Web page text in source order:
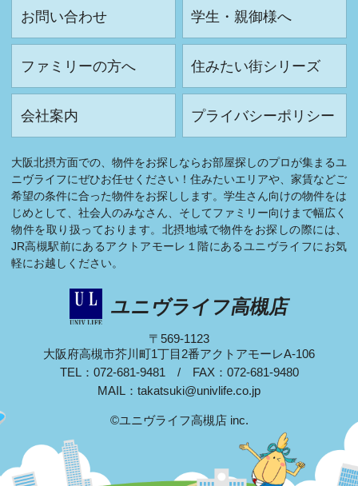
お問い合わせ 学生・親御様へ
ファミリーの方へ 住みたい街シリーズ
会社案内 プライバシーポリシー
大阪北摂方面での、物件をお探しならお部屋探しのプロが集まるユ
ニヴライフにぜひお任せください！住みたいエリアや、家賃などご
希望の条件に合った物件をお探しします。学生さん向けの物件をは
じめとして、社会人のみなさん、そしてファミリー向けまで幅広く
物件を取り扱っております。北摂地域で物件をお探しの際には、
JR高槻駅前にあるアクトアモーレ１階にあるユニヴライフにお気
軽にお越しください。
ユニヴライフ高槻店
〒569-1123
大阪府高槻市芥川町1丁目2番アクトアモーレA-106
TEL：072-681-9481 / FAX：072-681-9480
MAIL： takatsuki@univlife.co.jp
©ユニヴライフ高槻店 inc.